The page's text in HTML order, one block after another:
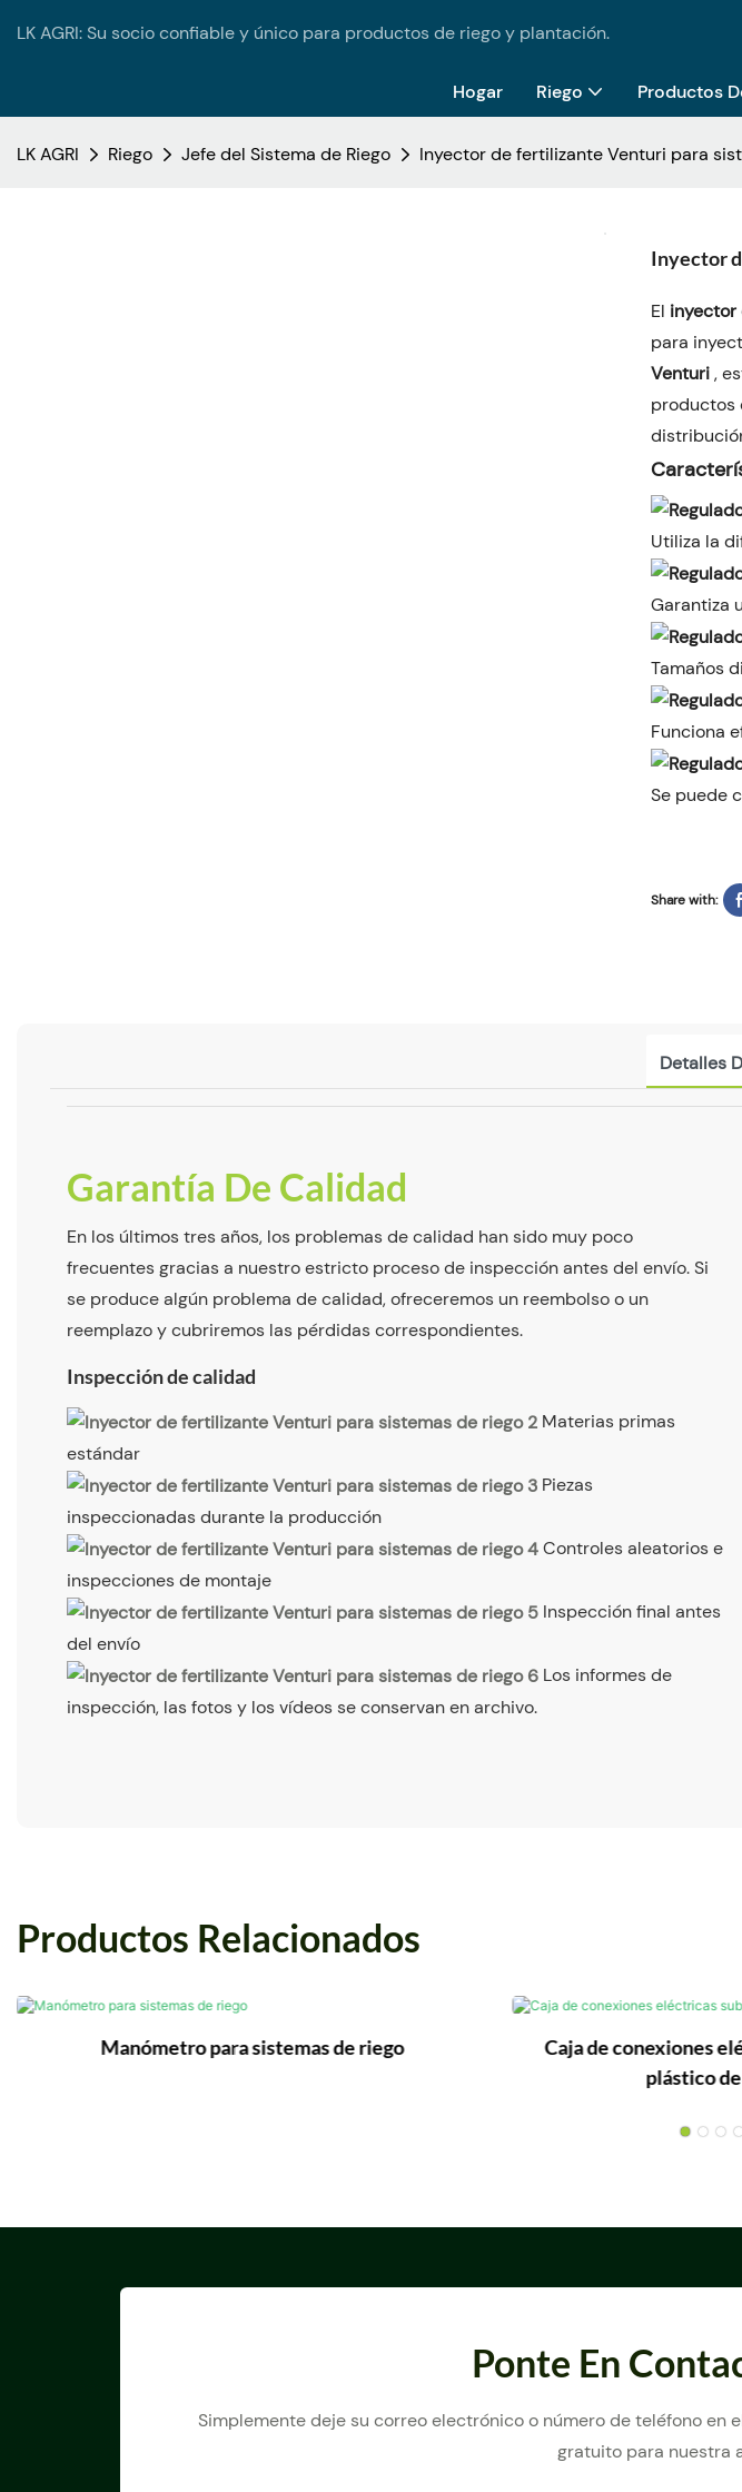
LK AGRI: Su socio confiable y único para productos de riego y plantación.
Hogar Riego Productos
LK AGRI Riego Jefe del Sistema de Riego Inyector de fertilizante Venturi para
Inyector
El inyector
para
Venturi,
productos
Utiliza la
Garantiza
Tamaños
Funciona
Se puede
Share with:
Detalles
Garantía De Calidad
En los últimos tres años, los problemas de calidad han sido muy poco
frecuentes gracias a nuestro estricto proceso de inspección antes del envío. Si
se produce algún problema de calidad, ofreceremos un reembolso o un
reemplazo y cubriremos las pérdidas correspondientes.
Inspección de calidad
Materias primas
estándar
Piezas
inspeccionadas durante la producción
Controles aleatorios e
inspecciones de montaje
Inspección final antes
del envío
Los informes de
inspección, las fotos y los vídeos se conservan en archivo.
Productos Relacionados
Manómetro para sistemas de riego
Caja de conexiones
plástico
Ponte En
Simplemente deje su correo electrónico o número de teléfono
gratuito para nuestra